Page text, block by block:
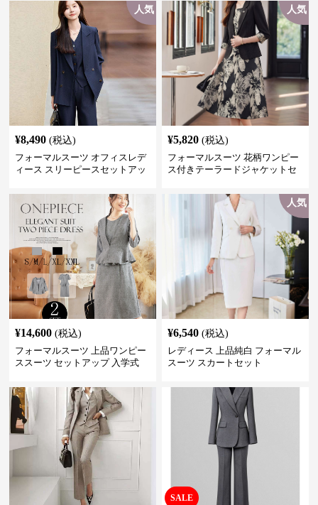
人気
¥8,490 (税込)
フォーマルスーツ オフィスレデ
ィース スリーピースセットアッ
人気
¥5,820 (税込)
フォーマルスーツ 花柄ワンピー
ス付きテーラードジャケットセ
¥14,600 (税込)
フォーマルスーツ 上品ワンピー
ススーツ セットアップ 入学式
人気
¥6,540 (税込)
レディース 上品純白 フォーマル
スーツ スカートセット
SALE